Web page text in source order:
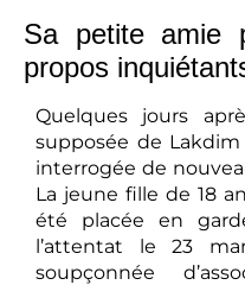
Sa petite amie
propos
Quelques jours
supposée de
interrogée de
La jeune fille de 18
été placée en
l’attentat le 23
soupçonnée